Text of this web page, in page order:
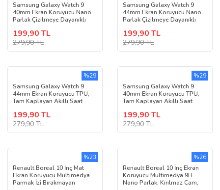
Samsung Galaxy Watch 9
40mm Ekran Koruyucu Nano
Parlak Çizilmeye Dayanıklı
Kırılmaz Esnek Cam, Hd Şeffaf
2 Adet SM-L340
199,90 TL
279,90 TL
Samsung Galaxy Watch 9
44mm Ekran Koruyucu Nano
Parlak Çizilmeye Dayanıklı
Kırılmaz Esnek Cam, Hd Şeffaf
2 Adet SM-L350
199,90 TL
279,90 TL
Samsung Galaxy Watch 9
44mm Ekran Koruyucu TPU,
Tam Kaplayan Akıllı Saat
Dayanıklı Koruma SM-L350
199,90 TL
279,90 TL
%29
Samsung Galaxy Watch 9
40mm Ekran Koruyucu TPU,
Tam Kaplayan Akıllı Saat
Dayanıklı Koruma SM-L340
199,90 TL
279,90 TL
%29
Renault Boreal 10 İnç Mat
Ekran Koruyucu Multimedya
Parmak İzi Bırakmayan
%23
Renault Boreal 10 İnç Ekran
Koruyucu Multimedya 9H
Nano Parlak, Kırılmaz Cam,
%26